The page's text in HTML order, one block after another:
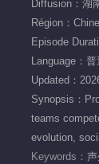
Diffusion：湖
Région：
Episode
Language：
Updated：
Synopsis：
teams
evolution,
Keywords：